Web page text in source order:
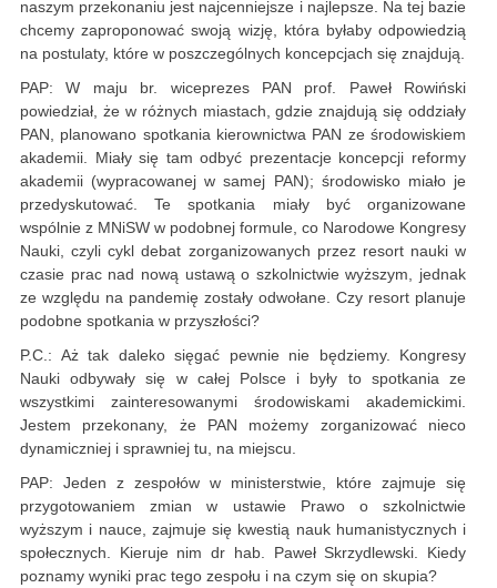
naszym przekonaniu jest najcenniejsze i najlepsze. Na tej bazie
chcemy zaproponować swoją wizję, która byłaby odpowiedzią
na postulaty, które w poszczególnych koncepcjach się znajdują.
PAP: W maju br. wiceprezes PAN prof. Paweł Rowiński
powiedział, że w różnych miastach, gdzie znajdują się oddziały
PAN, planowano spotkania kierownictwa PAN ze środowiskiem
akademii. Miały się tam odbyć prezentacje koncepcji reformy
akademii (wypracowanej w samej PAN); środowisko miało je
przedyskutować. Te spotkania miały być organizowane
wspólnie z MNiSW w podobnej formule, co Narodowe Kongresy
Nauki, czyli cykl debat zorganizowanych przez resort nauki w
czasie prac nad nową ustawą o szkolnictwie wyższym, jednak
ze względu na pandemię zostały odwołane. Czy resort planuje
podobne spotkania w przyszłości?
P.C.: Aż tak daleko sięgać pewnie nie będziemy. Kongresy
Nauki odbywały się w całej Polsce i były to spotkania ze
wszystkimi zainteresowanymi środowiskami akademickimi.
Jestem przekonany, że PAN możemy zorganizować nieco
dynamiczniej i sprawniej tu, na miejscu.
PAP: Jeden z zespołów w ministerstwie, które zajmuje się
przygotowaniem zmian w ustawie Prawo o szkolnictwie
wyższym i nauce, zajmuje się kwestią nauk humanistycznych i
społecznych. Kieruje nim dr hab. Paweł Skrzydlewski. Kiedy
poznamy wyniki prac tego zespołu i na czym się on skupia?